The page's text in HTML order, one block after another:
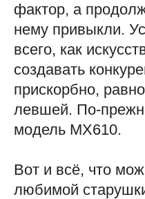
фактор, а
нему привыкли.
всего, как
создавать
прискорбно,
левшей. По-
модель MX610.
Вот и всё, что
любимой